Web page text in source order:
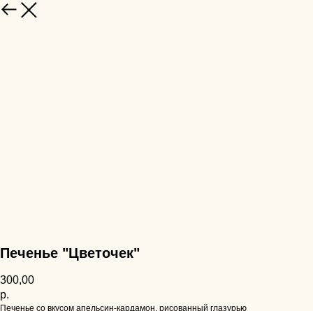
НАЗАД
Печенье "Цветочек"
300,00
р.
Печенье со вкусом апельсин-кардамон, рисованный глазурью